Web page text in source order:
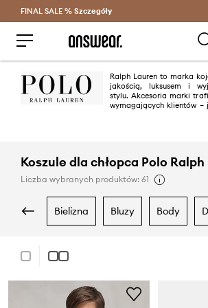
Oszczędzaj z Answear Club >
FINAL SALE % Szczegóły
Ralph Lauren to marka
jakością, luksusem i
stylu. Akcesoria marki
wymagających klientów –
Koszule dla chłopca Polo
Liczba wybranych produktów: 61
bielizna bluzy body